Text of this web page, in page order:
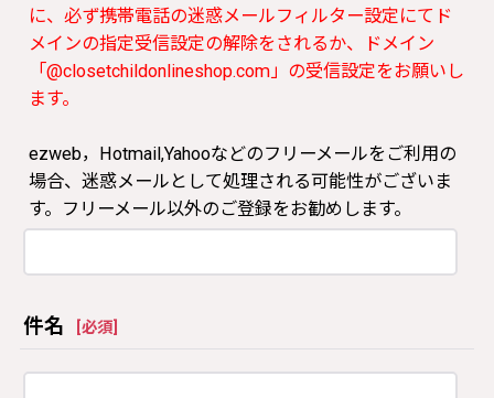
に、必ず携帯電話の迷惑メールフィルター設定にてド
メインの指定受信設定の解除をされるか、ドメイン
「@closetchildonlineshop.com」の受信設定をお願いし
ます。
ezweb，Hotmail,Yahooなどのフリーメールをご利用の
場合、迷惑メールとして処理される可能性がございま
す。フリーメール以外のご登録をお勧めします。
件名 必須